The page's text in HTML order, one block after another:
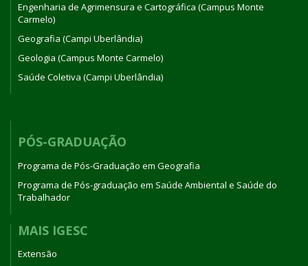
Engenharia de Agrimensura e Cartográfica (Campus Monte
Carmelo)
Geografia (Campi Uberlândia)
Geologia (Campus Monte Carmelo)
Saúde Coletiva (Campi Uberlândia)
PÓS-GRADUAÇÃO
Programa de Pós-Graduação em Geografia
Programa de Pós-graduação em Saúde Ambiental e Saúde do
Trabalhador
MAIS IGESC
Extensão